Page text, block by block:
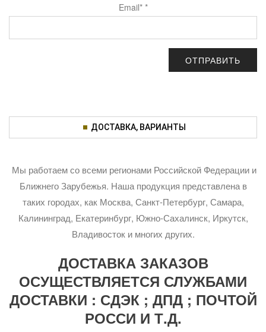
Email* *
ДОСТАВКА, ВАРИАНТЫ
Мы работаем со всеми регионами Российской Федерации и
Ближнего Зарубежья. Наша продукция представлена в
таких городах, как Москва, Санкт-Петербург, Самара,
Калининград, Екатеринбург, Южно-Сахалинск, Иркутск,
Владивосток и многих других.
ДОСТАВКА ЗАКАЗОВ
ОСУЩЕСТВЛЯЕТСЯ СЛУЖБАМИ
ДОСТАВКИ : СДЭК ; ДПД ; ПОЧТОЙ
РОССИ И Т.Д.